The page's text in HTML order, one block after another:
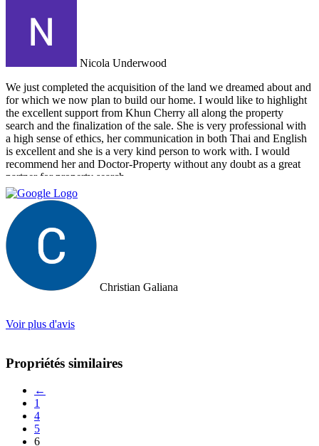
Nicola Underwood
We just completed the acquisition of the land we dreamed about and
for which we now plan to build our home. I would like to highlight
the excellent support from Khun Cherry all along the property
search and the finalization of the sale. She is very professional with
a high sense of ethics, her communication in both Thai and English
is excellent and she is a very kind person to work with. I would
recommend her and Doctor-Property without any doubt as a great
partner for property search.
Christian Galiana
Voir plus d'avis
Propriétés similaires
←
1
4
5
6